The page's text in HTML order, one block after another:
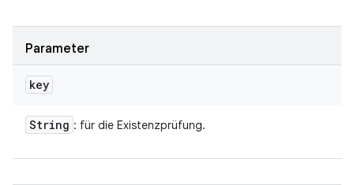
Parameter
key
String : für die Existenzprüfung.